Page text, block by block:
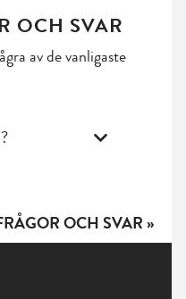
OCH SVAR
av de vanligaste
OCH SVAR